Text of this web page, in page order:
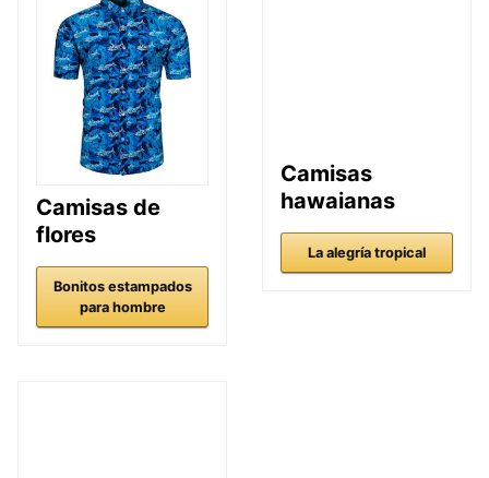
Camisas de
flores
Bonitos estampados
para hombre
Camisas
hawaianas
La alegría tropical